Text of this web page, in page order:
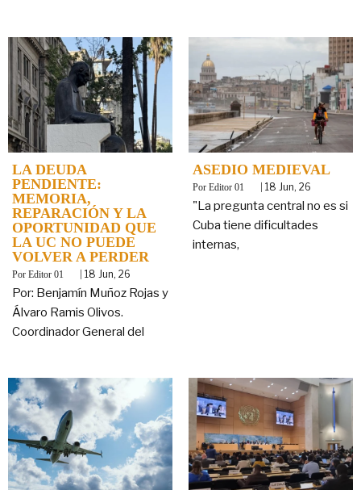
LA DEUDA
PENDIENTE:
MEMORIA,
REPARACIÓN Y LA
OPORTUNIDAD QUE
LA UC NO PUEDE
VOLVER A PERDER
By Editor 01 18 Jun, 26
Por: Benjamín Muñoz Rojas y
Álvaro Ramis Olivos.
Coordinador General del
ASEDIO MEDIEVAL
By Editor 01 18 Jun, 26
"La pregunta central no es si
Cuba tiene dificultades
internas,